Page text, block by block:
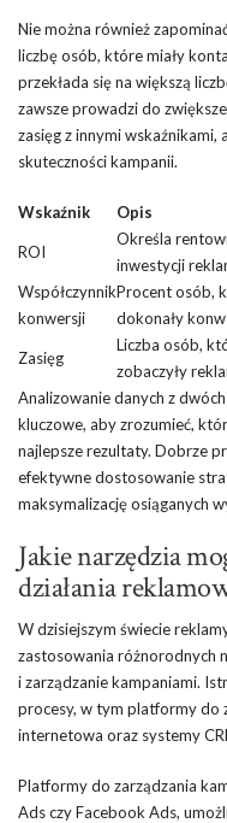
Nie można również
liczbę osób, które miały
przekłada się na większą
zawsze prowadzi do
zasięg z innymi wskaźnikami,
skuteczności kampanii.
Wskaźnik Opis
ROI
Określa
inwestycji
Współczynnik
konwersji
Procent osób,
dokonały
Zasięg
Liczba osób,
zobaczyły
Analizowanie danych z
kluczowe, aby zrozumieć,
najlepsze rezultaty. Dobrze
efektywne dostosowanie
maksymalizację osiąganych
Jakie narzędzia
działania
W dzisiejszym świecie
zastosowania różnorodnych
i zarządzanie kampaniami.
procesy, w tym platformy do
internetowa oraz systemy
Platformy do zarządzania
Ads czy Facebook Ads,